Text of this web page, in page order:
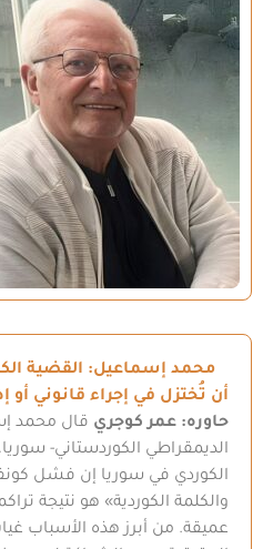
محمد إسماعيل: القضية
أن تُختزل في إجراء قانوني أو
حاوره: عمر كوجري قال محمد
الديمقراطي الكوردستاني-
الكوردي في سوريا إن فشل
والكلمة الكوردية» هو نتيجة
عميقة. من أبرز هذه الأسباب